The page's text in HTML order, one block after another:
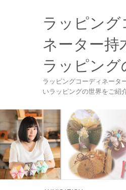
ラッピング
ネーター持
ラッピング
ラッピングコーディネータ
いラッピングの世界をご紹